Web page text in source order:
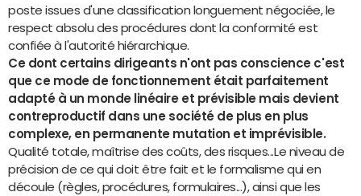
poste issues d'une classification longuement négociée, le
respect absolu des procédures dont la conformité est
confiée à l'autorité hiérarchique.
Ce dont certains dirigeants n'ont pas conscience c'est
que ce mode de fonctionnement était parfaitement
adapté à un monde linéaire et prévisible mais devient
contreproductif dans une société de plus en plus
complexe, en permanente mutation et imprévisible.
Qualité totale, maîtrise des coûts, des risques...Le niveau de
précision de ce qui doit être fait et le formalisme qui en
découle (règles, procédures, formulaires...), ainsi que les